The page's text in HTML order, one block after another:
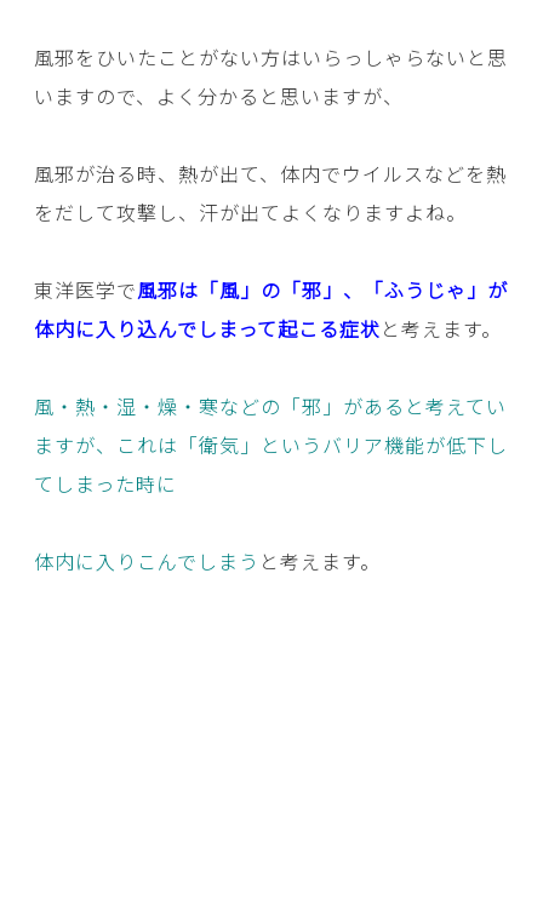
風邪をひいたことがない方はいらっしゃらないと思
いますので、よく分かると思いますが、
風邪が治る時、熱が出て、体内でウイルスなどを熱
をだして攻撃し、汗が出てよくなりますよね。
東洋医学で風邪は「風」の「邪」、「ふうじゃ」が
体内に入り込んでしまって起こる症状と考えます。
風・熱・湿・燥・寒などの「邪」があると考えてい
ますが、これは「衛気」というバリア機能が低下し
てしまった時に
体内に入りこんでしまう と考えます。